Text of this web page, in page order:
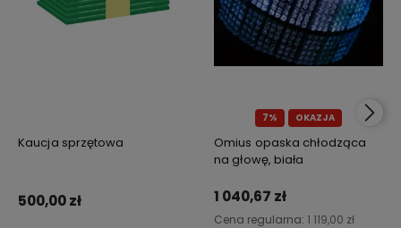
Kaucja sprzętowa
500,00 zł
7% OKAZJA
Omius opaska chłodząca
na głowę, biała
1 040,67 zł
Cena regularna: 1 119,00 zł